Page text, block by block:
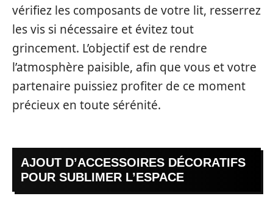
vérifiez les composants de votre lit, resserrez
les vis si nécessaire et évitez tout
grincement. L’objectif est de rendre
l’atmosphère paisible, afin que vous et votre
partenaire puissiez profiter de ce moment
précieux en toute sérénité.
AJOUT D’ACCESSOIRES DÉCORATIFS
POUR SUBLIMER L’ESPACE